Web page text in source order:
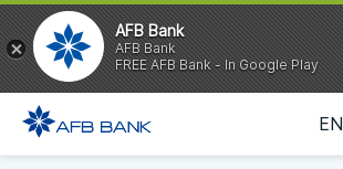
EN
AFB Bank
AFB Bank
FREE AFB Bank - In Google Play